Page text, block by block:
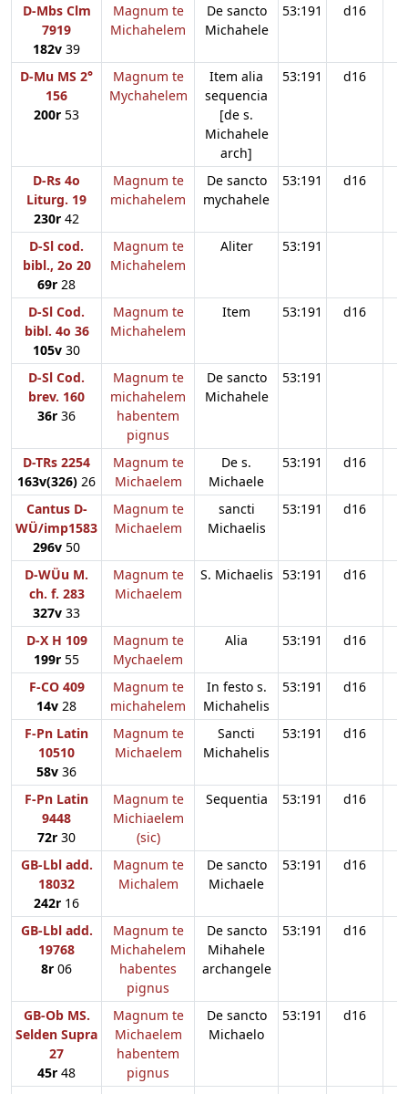
D-Mbs Clm
7919
182v 39
Magnum te
Michahelem
De sancto
Michahele
53:191 d16
D-Mu MS 2°
156
200r 53
Magnum te
Mychahelem
Item alia
sequencia
[de s.
Michahele
arch]
53:191 d16
D-Rs 4o
Liturg. 19
230r 42
Magnum te
michahelem
De sancto
mychahele
53:191 d16
D-Sl cod.
bibl., 2o 20
69r 28
Magnum te
Michahelem
Aliter 53:191
D-Sl Cod.
bibl. 4o 36
105v 30
Magnum te
Michahelem
Item 53:191 d16
D-Sl Cod.
brev. 160
36r 36
Magnum te
michahelem
habentem
pignus
De sancto
Michahele
53:191
D-TRs 2254
163v(326) 26
Magnum te
Michaelem
De s.
Michaele
53:191 d16
Cantus D-
WÜ/imp1583
296v 50
Magnum te
Michaelem
sancti
Michaelis
53:191 d16
D-WÜu M.
ch. f. 283
327v 33
Magnum te
Michaelem
S. Michaelis 53:191 d16
D-X H 109
199r 55
Magnum te
Mychaelem
Alia 53:191 d16
F-CO 409
14v 28
Magnum te
michahelem
In festo s.
Michahelis
53:191 d16
F-Pn Latin
10510
58v 36
Magnum te
Michaelem
Sancti
Michahelis
53:191 d16
F-Pn Latin
9448
72r 30
Magnum te
Michiaelem
(sic)
Sequentia 53:191 d16
GB-Lbl add.
18032
242r 16
Magnum te
Michalem
De sancto
Michaele
53:191 d16
GB-Lbl add.
19768
8r 06
Magnum te
Michahelem
habentes
pignus
De sancto
Mihahele
archangele
53:191 d16
GB-Ob MS.
Selden Supra
27
45r 48
Magnum te
Michaelem
habentem
pignus
De sancto
Michaelo
53:191 d16